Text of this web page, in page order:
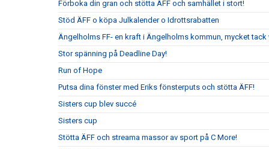
Förboka din gran och stötta ÄFF och samhället i stort!
Stöd ÄFF o köpa Julkalender o Idrottsrabatten
Ängelholms FF- en kraft i Ängelholms kommun, mycket tack
Stor spänning på Deadline Day!
Run of Hope
Putsa dina fönster med Eriks fönsterputs och stötta ÄFF!
Sisters cup blev succé
Sisters cup
Stötta ÄFF och streama massor av sport på C More!